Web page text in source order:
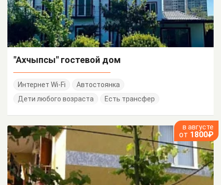
"Ахчыпсы" гостевой дом
Интернет Wi-Fi
Автостоянка
Дети любого возраста
Есть трансфер
в августе
от 1800₽